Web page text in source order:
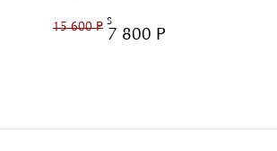
15 600 Р 7 800 Р
S